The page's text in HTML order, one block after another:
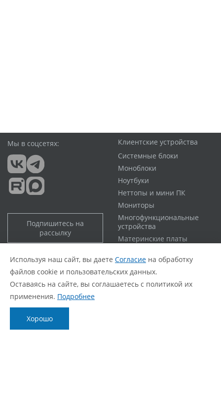
Мы в соцсетях:
Подпишитесь на
рассылку
Клиентские устройства
Системные блоки
Моноблоки
Ноутбуки
Неттопы и мини ПК
Мониторы
Многофункциональные
устройства
Материнские платы
Серверное оборудование
Служба техподдержки
Используя наш сайт, вы даете Согласие на обработку
файлов cookie и пользовательских данных.
Оставаясь на сайте, вы соглашаетесь с политикой их
применения. Подробнее
Хорошо